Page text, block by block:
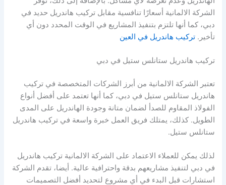
الشركة الالمانية أسعارًا تنافسية مقابل تركيب هاندريل حديد في
دبي، كما أنها تلتزم بتنفيذ المشاريع في الوقت المحدد دون أي
تأخير.تركيب هاندريل في العين
تركيب هاندريل ستانلس ستيل في دبي
تعتبر الشركة الالمانية من أبرز الشركات المتخصصة في تركيب
هاندريل ستانلس ستيل في دبي، كما أنها تعتمد على أفضل أنواع
الفولاذ المقاوم للصدأ لضمان متانة وجودة الهاندريل على المدى
الطويل. كذلك، يمتلك فريق العمل خبرة واسعة في تركيب هاندريل
ستانلس ستيل.
لذلك يمكن للعملاء الاعتماد على الشركة الالمانية تركيب هاندريل
في دبي لتنفيذ مشاريعهم بدقة واحترافية عالية. أيضا، تقدم الشركة
استشارات قبل البدء في أي مشروع لتحديد أفضل التصميمات